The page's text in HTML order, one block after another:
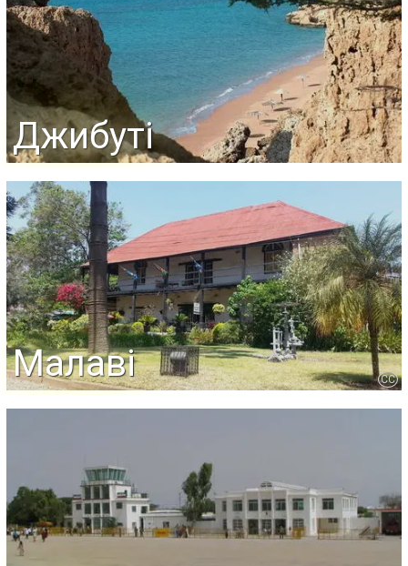
Джибуті
Малаві CC